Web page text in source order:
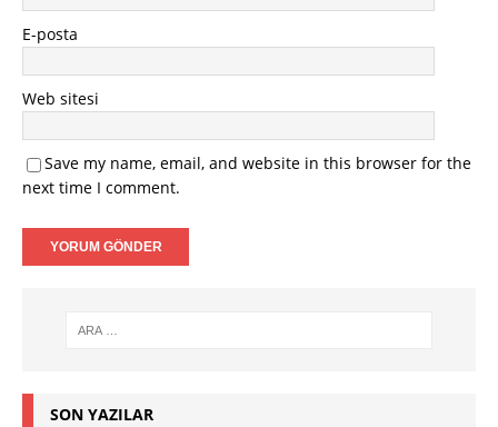
E-posta
Web sitesi
Save my name, email, and website in this browser for the
next time I comment.
SON YAZILAR